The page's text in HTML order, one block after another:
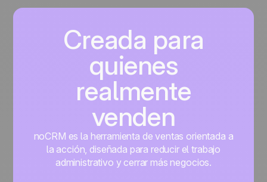
Creada para
quienes
realmente
venden
noCRM es la herramienta de ventas orientada a
la acción, diseñada para reducir el trabajo
administrativo y cerrar más negocios.